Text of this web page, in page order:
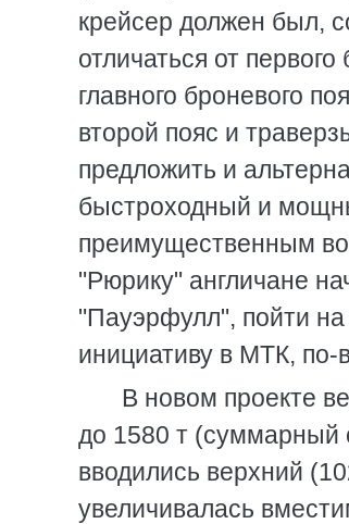
крейсер должен был,
отличаться от
главного броневого
второй пояс и
предложить и
быстроходный и
преимущественным
"Рюрику" англичане
"Пауэрфулл", пойти
инициативу в МТК,
В новом проекте
до 1580 т (суммарный
вводились верхний
увеличивалась